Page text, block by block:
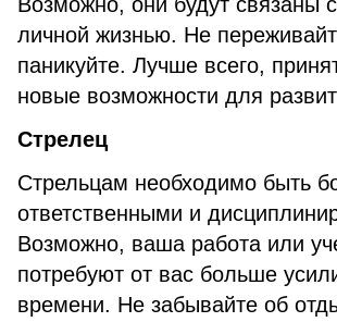
личной жизнью. Не
паникуйте. Лучше всего,
новые возможности для
Стрелец
Стрельцам необходимо быть
ответственными и
Возможно, ваша работа или
потребуют от вас больше
времени. Не забывайте об